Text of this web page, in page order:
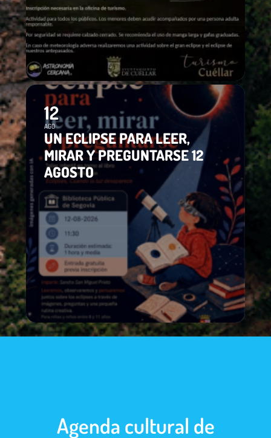
12
AGO
UN ECLIPSE PARA LEER,
MIRAR Y PREGUNTARSE 12
AGOSTO
Agenda cultural de